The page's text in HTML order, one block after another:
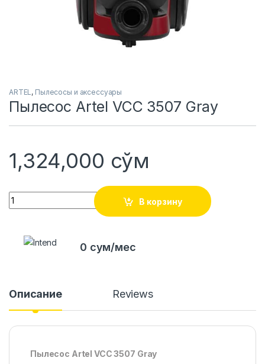
ARTEL, Пылесосы и аксессуары
Пылесос Artel VCC 3507 Gray
1,324,000 сўм
Quantity
В корзину
0 сум/мес
Описание Reviews
Пылесос Artel VCC 3507 Gray